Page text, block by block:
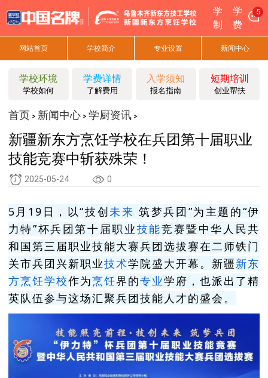
学
制
学
费
7
网站首页 学校简介 专业设置 新闻中心
学校环境
学校如何
学费详情
了解费用
入学须知
报名指南
短期培训
创业帮扶
首页 > 新闻中心> 学厨资讯>
新疆新东方烹饪学校在兵团第十届职业
技能竞赛中斩获殊荣！
2025-05-24 0
5月19日，以“技创未来 筑梦兵团”为主题的“伊
力特”杯兵团第十届职业技能竞赛暨中华人民共
和国第三届职业技能大赛兵团选拔赛在二师铁门
关市兵团兴新职业技术学院盛大开幕。新疆新东
方烹饪学校作为烹饪界的专业学府，也派出了精
英队伍参与这场汇聚兵团技能人才的盛会。